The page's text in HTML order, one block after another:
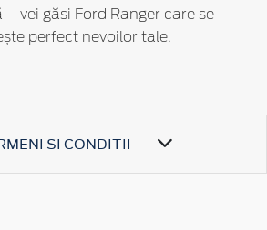
vei găsi Ford Ranger care se
perfect nevoilor tale.
SI CONDITII